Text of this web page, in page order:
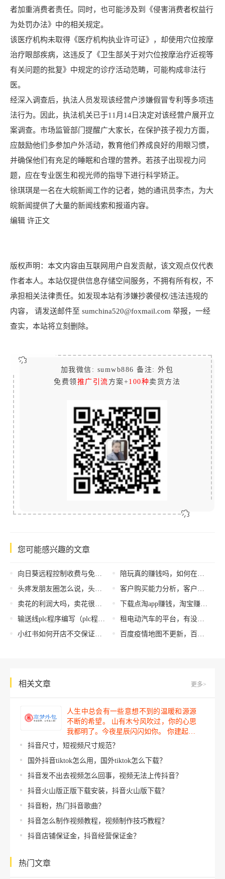
者加重消费者责任。同时，也可能涉及到《侵害消费者权益行
为处罚办法》中的相关规定。
该医疗机构未取得《医疗机构执业许可证》，却使用穴位按摩
治疗眼部疾病，这违反了《卫生部关于对穴位按摩治疗近视等
有关问题的批复》中规定的诊疗活动范畴，可能构成非法行
医。
经深入调查后，执法人员发现该经营户涉嫌假冒专利等多项违
法行为。因此，执法机关已于11月14日决定对该经营户展开立
案调查。市场监管部门提醒广大家长，在保护孩子视力方面，
应鼓励他们多参加户外活动，教育他们养成良好的用眼习惯，
并确保他们有充足的睡眠和合理的营养。若孩子出现视力问
题，应在专业医生和视光师的指导下进行科学矫正。
徐琪琪是一名在大皖新闻工作的记者，她的通讯员李杰，为大
皖新闻提供了大量的新闻线索和报道内容。
编辑 许正文
版权声明：本文内容由互联网用户自发贡献，该文观点仅代表
作者本人。本站仅提供信息存储空间服务，不拥有所有权，不
承担相关法律责任。如发现本站有涉嫌抄袭侵权/违法违规的
内容， 请发送邮件至 sumchina520@foxmail.com 举报，一经
查实，本站将立刻删除。
加我微信: sumwb886 备注: 外包
免费领 推广引流 方案+100种卖货方法
您可能感兴趣的文章
向日葵远程控制收费与免费的区别（向日葵远程控制收费吗_）
头疼发朋友圈怎么说，头疼发朋友圈怎么说好？
卖花的利润大吗，卖花很挣钱吗？
输送线plc程序编写（plc程序编写步骤及技巧）
小红书如何开店不交保证金，小红书开店不交保证金有影响吗
陪玩真的赚钱吗，如何在陪玩平台赚钱？
客户购买能力分析，客户购买能力分析怎么写？
下载点淘app赚钱，淘宝赚钱攻略？
租电动汽车的平台，有没有租电动汽车的平台？
百度疫情地图不更新，百度地图有疫情地图吗？
相关文章 更多>
人生中总会有一些意想不到的温暖和源源
不断的希望。 山有木兮风吹过，你的心思
我都明了。今夜星辰闪闪如你。 你建起…
抖音尺寸，短视频尺寸规范？
国外抖音tiktok怎么用，国外tiktok怎么下载？
抖音发不出去视频怎么回事，视频无法上传抖音？
抖音火山版正版下载安装，抖音火山版下载？
抖音粉，热门抖音歌曲？
抖音怎么制作视频教程，视频制作技巧教程？
抖音店铺保证金，抖音经营保证金？
热门文章